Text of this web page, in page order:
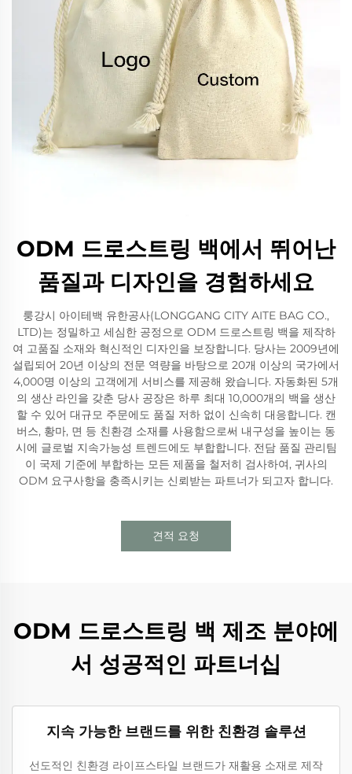
ODM 드로스트링 백에서 뛰어난
품질과 디자인을 경험하세요
룽강시 아이테백 유한공사(LONGGANG CITY AITE BAG CO.,
LTD)는 정밀하고 세심한 공정으로 ODM 드로스트링 백을 제작하
여 고품질 소재와 혁신적인 디자인을 보장합니다. 당사는 2009년에
설립되어 20년 이상의 전문 역량을 바탕으로 20개 이상의 국가에서
4,000명 이상의 고객에게 서비스를 제공해 왔습니다. 자동화된 5개
의 생산 라인을 갖춘 당사 공장은 하루 최대 10,000개의 백을 생산
할 수 있어 대규모 주문에도 품질 저하 없이 신속히 대응합니다. 캔
버스, 황마, 면 등 친환경 소재를 사용함으로써 내구성을 높이는 동
시에 글로벌 지속가능성 트렌드에도 부합합니다. 전담 품질 관리팀
이 국제 기준에 부합하는 모든 제품을 철저히 검사하여, 귀사의
ODM 요구사항을 충족시키는 신뢰받는 파트너가 되고자 합니다.
견적 요청
ODM 드로스트링 백 제조 분야에
서 성공적인 파트너십
지속 가능한 브랜드를 위한 친환경 솔루션
선도적인 친환경 라이프스타일 브랜드가 재활용 소재로 제작